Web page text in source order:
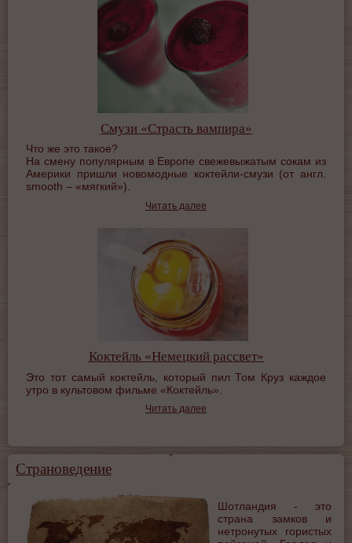
Смузи «Страсть вампира»
Что же это такое?
На смену популярным в Европе свежевыжатым сокам из
Америки пришли новомодные коктейли-смузи (от англ.
smooth – «мягкий»).
Читать далее
Коктейль «Немецкий рассвет»
Это тот самый коктейль, который пил Том Круз каждое
утро в культовом фильме «Коктейль».
Читать далее
Страноведение
Шотландия - это
страна замков и
нетронутых гористых